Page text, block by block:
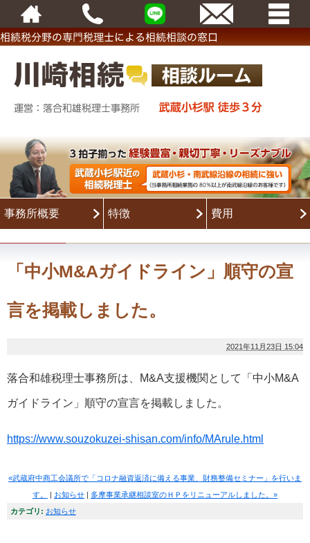
事務所概要 特徴 費用
「中小M&Aガイドライン」順守の宣
言を掲載しました。
2021年11月23日 15:04
落合和雄税理士事務所は、M&A支援機関として「中小M&A
ガイドライン」順守の宣言を掲載しました。
https://www.souzokuzei-shisan.com/info/MArule.html
«武蔵府中商工会議所で「コロナ融資返済に備える事業、財務整備セミナー」を行いま
す。
お知らせ
多摩事業承継相談室のＨＰをリニューアルしました。»
カテゴリ : お知らせ